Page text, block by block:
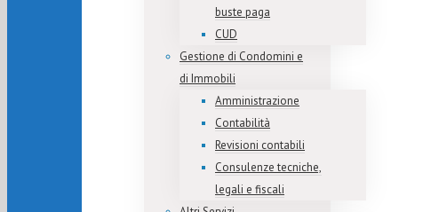
buste paga
CUD
Gestione di Condomini e
di Immobili
Amministrazione
Contabilità
Revisioni contabili
Consulenze tecniche,
legali e fiscali